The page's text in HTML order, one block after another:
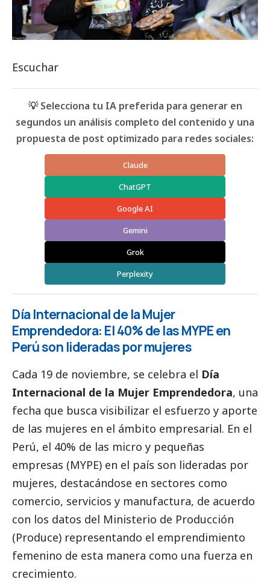
Escuchar
💡 Selecciona tu IA preferida para generar en
segundos un análisis completo del contenido y una
propuesta de post optimizado para redes sociales:
Claude
ChatGPT
Google AI
Gemini
Grok
Perplexity
Día Internacional de la Mujer
Emprendedora: El 40% de las MYPE en
Perú son lideradas por mujeres
Cada 19 de noviembre, se celebra el Día
Internacional de la Mujer Emprendedora, una
fecha que busca visibilizar el esfuerzo y aporte
de las mujeres en el ámbito empresarial. En el
Perú, el 40% de las micro y pequeñas
empresas (MYPE) en el país son lideradas por
mujeres, destacándose en sectores como
comercio, servicios y manufactura, de acuerdo
con los datos del Ministerio de Producción
(Produce) representando el emprendimiento
femenino de esta manera como una fuerza en
crecimiento.